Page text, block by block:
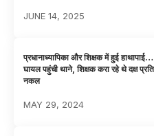
JUNE 14, 2025
प्रधानाध्यापिका और शिक्षक में हुई हाथापाई…
घायल पहुंची थाने, शिक्षक करा रहे थे दक्ष
नकल
MAY 29, 2024